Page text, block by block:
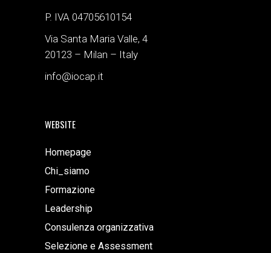
P. IVA 04705610154
Via Santa Maria Valle, 4
20123 – Milan – Italy
info@iocap.it
WEBSITE
Homepage
Chi_siamo
Formazione
Leadership
Consulenza organizzativa
Selezione e Assessment